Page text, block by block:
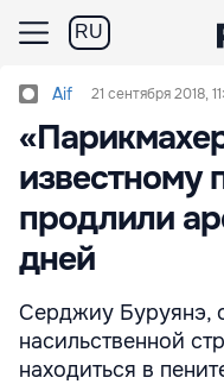
RU
Aif 21 сентября 2018,
известному
продлили
дней
Серджиу Буруянэ,
насильственной
находиться в